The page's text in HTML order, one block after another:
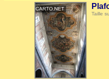
Taille